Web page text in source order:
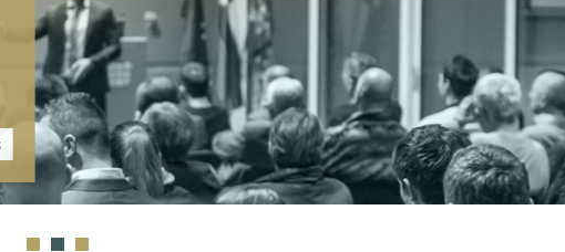
é trazer agilidade ao julgamento e redução de
e Administração Pública.
Saiba mais